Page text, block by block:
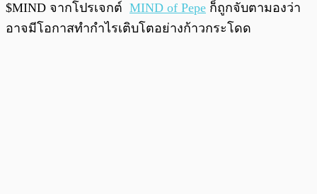
$MIND จากโปรเจกต์ MIND of Pepe ก็ถูกจับตามองว่า
อาจมีโอกาสทำกำไรเติบโตอย่างก้าวกระโดด